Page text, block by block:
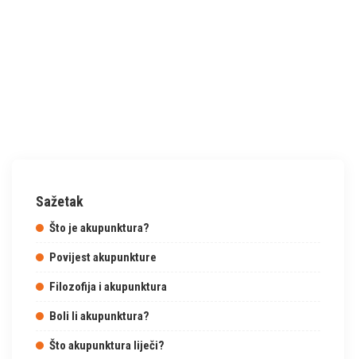
Sažetak
Što je akupunktura?
Povijest akupunkture
Filozofija i akupunktura
Boli li akupunktura?
Što akupunktura liječi?